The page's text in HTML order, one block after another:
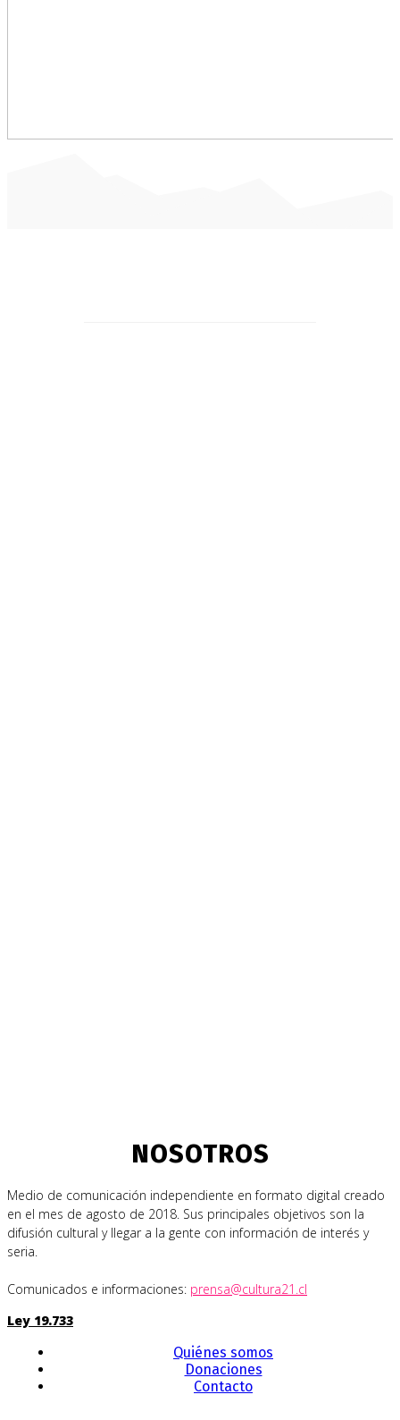
NOSOTROS
Medio de comunicación independiente en formato digital creado
en el mes de agosto de 2018. Sus principales objetivos son la
difusión cultural y llegar a la gente con información de interés y
seria.
Comunicados e informaciones: prensa@cultura21.cl
Ley 19.733
Quiénes somos
Donaciones
Contacto